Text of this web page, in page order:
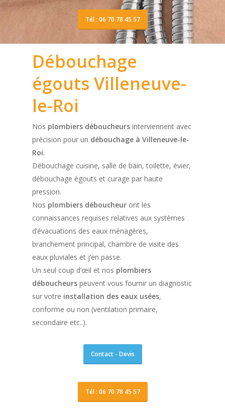
Tél : 06 70 78 45 57
Débouchage
égouts Villeneuve-
le-Roi
Nos plombiers déboucheurs interviennent avec
précision pour un débouchage à Villeneuve-le-
Roi.
Débouchage cuisine, salle de bain, toilette, évier,
débouchage égouts et curage par haute
pression.
Nos plombiers déboucheur ont les
connaissances requises relatives aux systèmes
d’évacuations des eaux ménagères,
branchement principal, chambre de visite des
eaux pluviales et j’en passe.
Un seul coup d’œil et nos plombiers
déboucheurs peuvent vous fournir un diagnostic
sur votre installation des eaux usées,
conforme ou non (ventilation primaire,
secondaire etc..).
Contact - Devis
Tél : 06 70 78 45 57